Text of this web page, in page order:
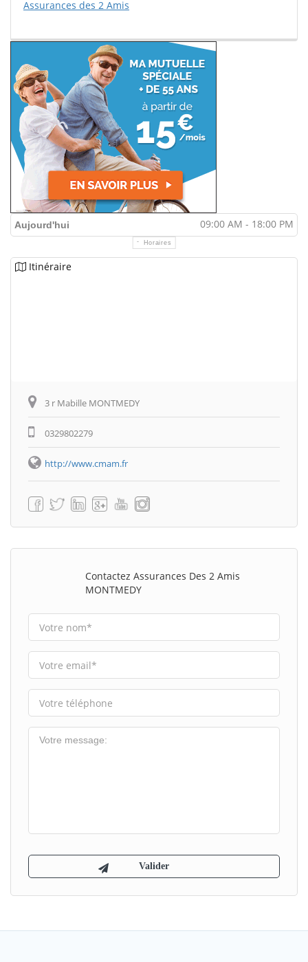
Assurances des 2 Amis
Aujourd'hui 09:00 AM - 18:00 PM
Horaires
Itinéraire
3 r Mabille MONTMEDY
0329802279
http://www.cmam.fr
Contactez Assurances Des 2 Amis
MONTMEDY